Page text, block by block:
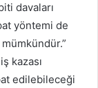
davaları
yöntemi de
kazası
edilebileceği